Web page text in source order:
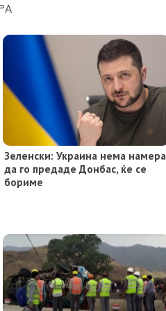
Зеленски: Украина нема намера
да го предаде Донбас, ќе се
бориме